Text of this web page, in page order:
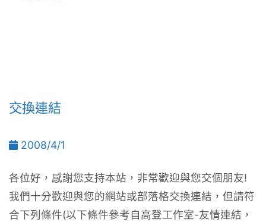
交換連結
2008/4/1
各位好，感謝您支持本站，非常歡迎與您交個朋友!
我們十分歡迎與您的網站或部落格交換連結，但請符
合下列條件(以下條件參考自高登工作室-友情連結，